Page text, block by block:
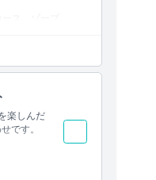
ス、ゾーブ
験がある
、防水手
楽しんだ
です。